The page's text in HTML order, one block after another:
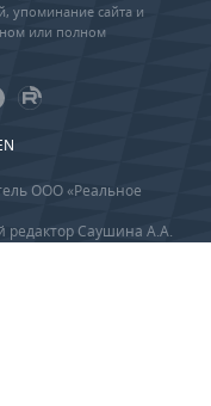
упоминание сайта и
или полном
ООО «Реальное
редактор Саушина А.А.